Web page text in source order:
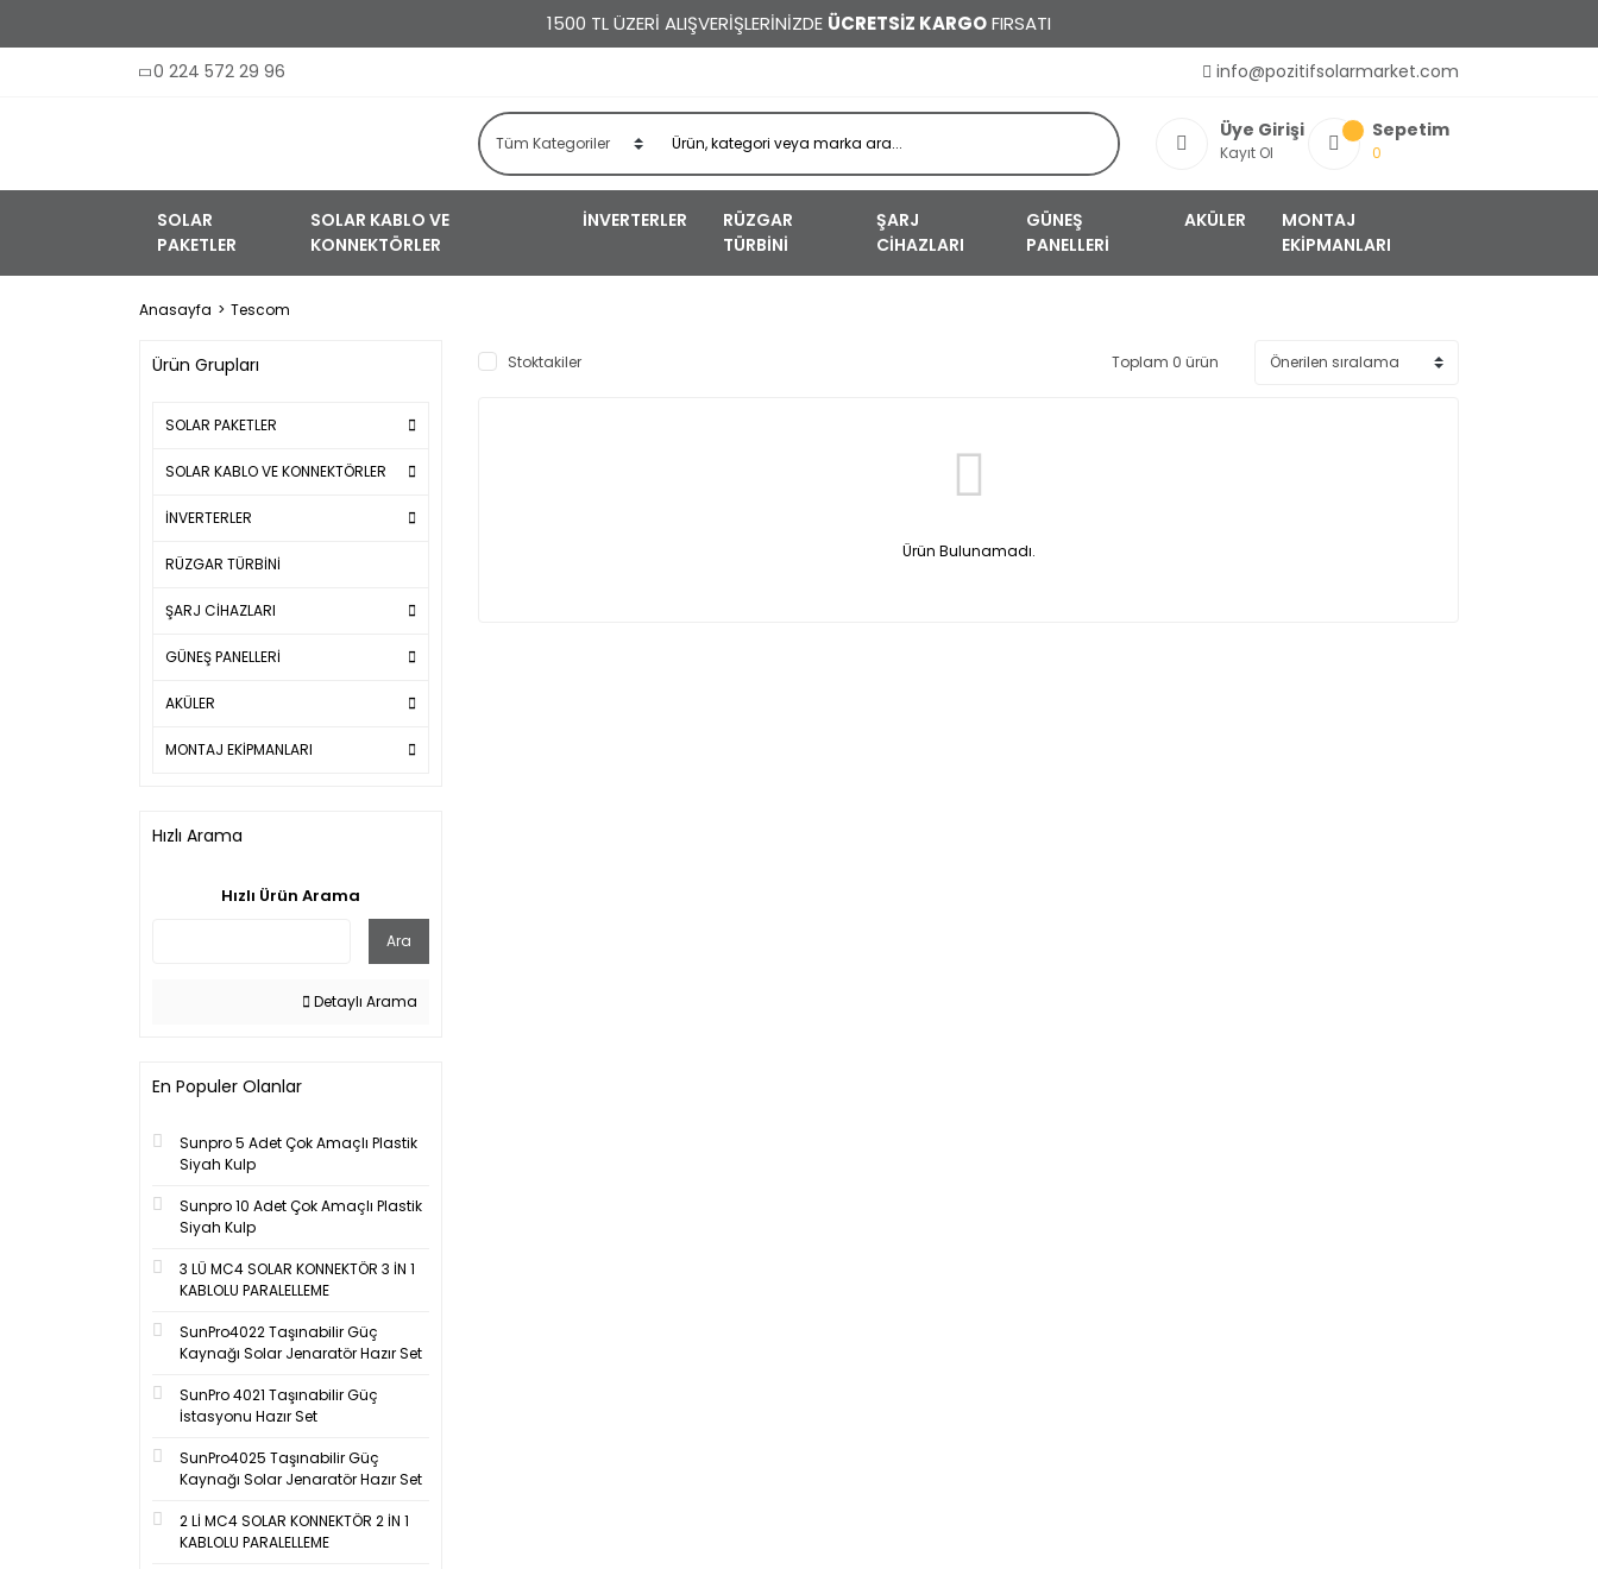
1500 TL ÜZERİ ALIŞVERİŞLERİNİZDE ÜCRETSİZ KARGOFIRSATI
0 224 572 29 96 info@pozitifsolarmarket.com
Üye Girişi
Kayıt Ol
Sepetim
0
SOLAR
PAKETLER
SOLAR KABLO VE
KONNEKTÖRLER
İNVERTERLER
RÜZGAR
TÜRBİNİ
ŞARJ
CİHAZLARI
GÜNEŞ
PANELLERİ
AKÜLER
MONTAJ
EKİPMANLARI
Anasayfa Tescom
Ürün Grupları
SOLAR PAKETLER
SOLAR KABLO VE KONNEKTÖRLER
İNVERTERLER
RÜZGAR TÜRBİNİ
ŞARJ CİHAZLARI
GÜNEŞ PANELLERİ
AKÜLER
MONTAJ EKİPMANLARI
Hızlı Arama
Hızlı Ürün Arama
Ara
Detaylı Arama
En Populer Olanlar
Sunpro 5 Adet Çok Amaçlı Plastik
Siyah Kulp
Sunpro 10 Adet Çok Amaçlı Plastik
Siyah Kulp
3 LÜ MC4 SOLAR KONNEKTÖR 3 İN 1
KABLOLU PARALELLEME
SunPro4022 Taşınabilir Güç
Kaynağı Solar Jenaratör Hazır Set
SunPro 4021 Taşınabilir Güç
İstasyonu Hazır Set
SunPro4025 Taşınabilir Güç
Kaynağı Solar Jenaratör Hazır Set
2 Lİ MC4 SOLAR KONNEKTÖR 2 İN 1
KABLOLU PARALELLEME
Stoktakiler Toplam 0 ürün
Ürün Bulunamadı.